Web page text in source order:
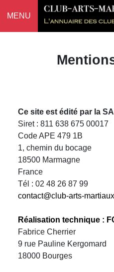
MENU
Ce site est édité par la
Siret : 811 638 675 00017
Code APE 479 1B
1, chemin du bocage
18500 Marmagne
France
Tél : 02 48 26 87 99
contact@club-arts-
Réalisation technique :
Fabrice Cherrier
9 rue Pauline Kergomard
18000 Bourges